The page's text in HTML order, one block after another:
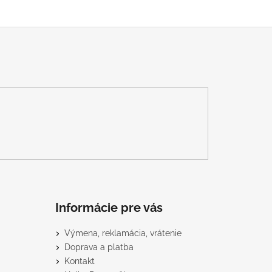
Informácie pre vás
Výmena, reklamácia, vrátenie
Doprava a platba
Kontakt